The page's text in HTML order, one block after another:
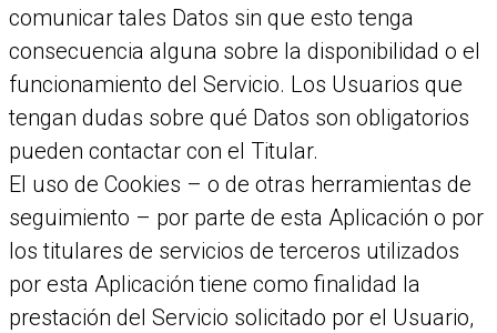
comunicar tales Datos sin que esto tenga
consecuencia alguna sobre la disponibilidad o el
funcionamiento del Servicio. Los Usuarios que
tengan dudas sobre qué Datos son obligatorios
pueden contactar con el Titular.
El uso de Cookies – o de otras herramientas de
seguimiento – por parte de esta Aplicación o por
los titulares de servicios de terceros utilizados
por esta Aplicación tiene como finalidad la
prestación del Servicio solicitado por el Usuario,